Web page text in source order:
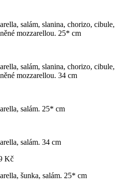
salám, slanina, chorizo, cibule,
mozzarellou. 25* cm
salám, slanina, chorizo, cibule,
mozzarellou. 34 cm
salám. 25* cm
salám. 34 cm
Kč
šunka, salám. 25* cm